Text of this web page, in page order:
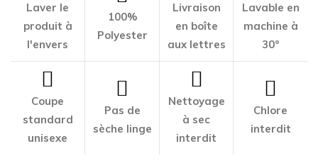
Laver le
produit à
l'envers
100%
Polyester
Livraison
en boîte
aux lettres
Lavable en
machine à
30°
Coupe
standard
unisexe
Pas de
sèche linge
Nettoyage
à sec
interdit
Chlore
interdit